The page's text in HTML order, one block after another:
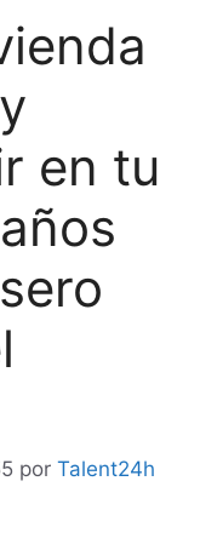
en tu
por Talent24h